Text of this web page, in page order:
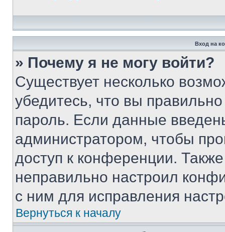
Вход на
» Почему я не могу войти?
Существует несколько
убедитесь, что вы
пароль. Если данные
администратором, чтобы
доступ к конференции.
неправильно настроил
с ним для исправления
Вернуться к началу